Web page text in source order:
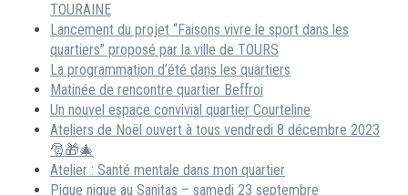
TOURAINE
Lancement du projet “Faisons vivre le sport dans les
quartiers” proposé par la ville de TOURS
La programmation d’été dans les quartiers
Matinée de rencontre quartier Beffroi
Un nouvel espace convivial quartier Courteline
Ateliers de Noël ouvert à tous vendredi 8 décembre 2023
🎅🎁🎄
Atelier : Santé mentale dans mon quartier
Pique nique au Sanitas – samedi 23 septembre